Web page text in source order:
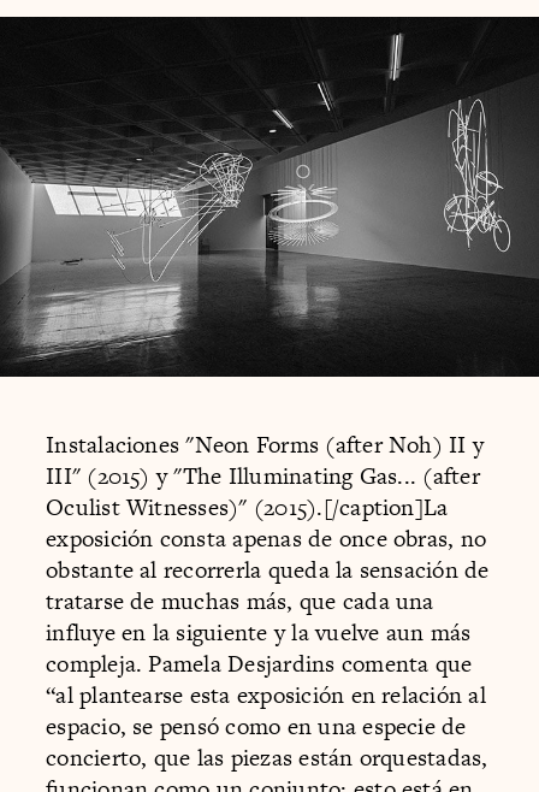
Instalaciones "Neon Forms (after Noh) II y
III" (2015) y "The Illuminating Gas... (after
Oculist Witnesses)" (2015).[/caption]La
exposición consta apenas de once obras, no
obstante al recorrerla queda la sensación de
tratarse de muchas más, que cada una
influye en la siguiente y la vuelve aun más
compleja. Pamela Desjardins comenta que
“al plantearse esta exposición en relación al
espacio, se pensó como en una especie de
concierto, que las piezas están orquestadas,